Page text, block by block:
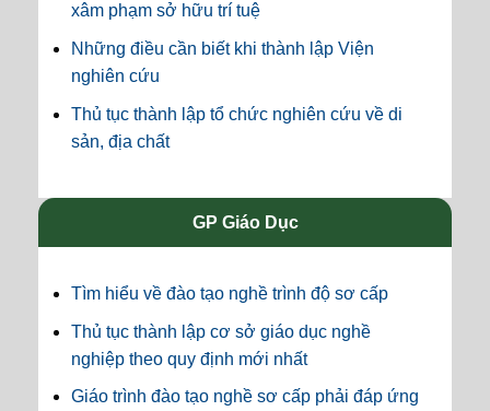
xâm phạm sở hữu trí tuệ
Những điều cần biết khi thành lập Viện
nghiên cứu
Thủ tục thành lập tổ chức nghiên cứu về di
sản, địa chất
GP Giáo Dục
Tìm hiểu về đào tạo nghề trình độ sơ cấp
Thủ tục thành lập cơ sở giáo dục nghề
nghiệp theo quy định mới nhất
Giáo trình đào tạo nghề sơ cấp phải đáp ứng